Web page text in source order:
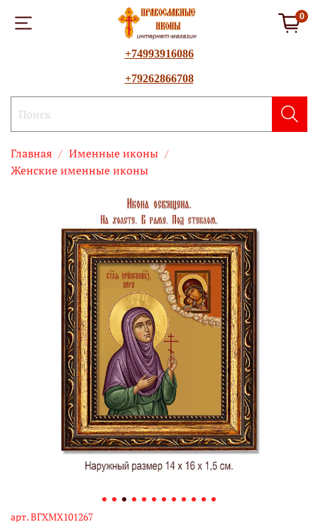
0
+74993916086
+79262866708
Главная
Именные иконы
Женские именные иконы
арт.ВГХМХ101267